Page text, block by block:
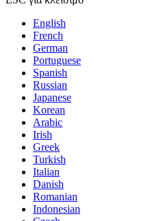
English
French
German
Portuguese
Spanish
Russian
Japanese
Korean
Arabic
Irish
Greek
Turkish
Italian
Danish
Romanian
Indonesian